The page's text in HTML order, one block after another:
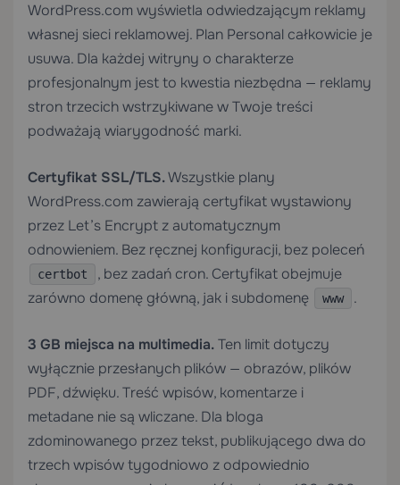
WordPress.com wyświetla odwiedzającym reklamy
własnej sieci reklamowej. Plan Personal całkowicie je
usuwa. Dla każdej witryny o charakterze
profesjonalnym jest to kwestia niezbędna — reklamy
stron trzecich wstrzykiwane w Twoje treści
podważają wiarygodność marki.
Certyfikat SSL/TLS.Wszystkie plany
WordPress.com zawierają certyfikat wystawiony
przez Let’s Encrypt z automatycznym
odnowieniem. Bez ręcznej konfiguracji, bez poleceń
certbot
, bez zadań cron. Certyfikat obejmuje
zarówno domenę główną, jak i subdomenę
www .
3 GB miejsca na multimedia.Ten limit dotyczy
wyłącznie przesłanych plików — obrazów, plików
PDF, dźwięku. Treść wpisów, komentarze i
metadane nie są wliczane. Dla bloga
zdominowanego przez tekst, publikującego dwa do
trzech wpisów tygodniowo z odpowiednio